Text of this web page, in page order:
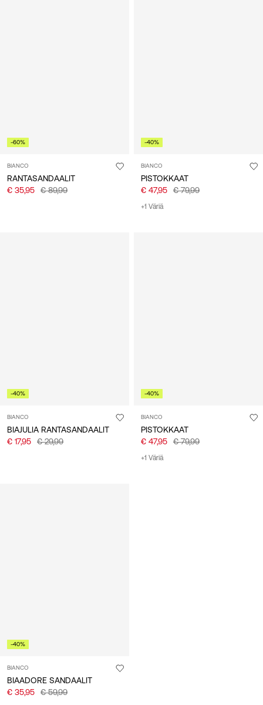
-60%
BIANCO
RANTASANDAALIT
€ 35,95
€ 89,99
-40%
BIANCO
PISTOKKAAT
€ 47,95
€ 79,99
+1 Väriä
-40%
BIANCO
BIAJULIA RANTASANDAALIT
€ 17,95
€ 29,99
-40%
BIANCO
PISTOKKAAT
€ 47,95
€ 79,99
+1 Väriä
-40%
BIANCO
BIAADORE SANDAALIT
€ 35,95
€ 59,99